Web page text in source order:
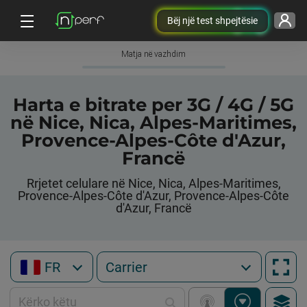
Bëj një test shpejtësie
Matja në vazhdim
Harta e bitrate per 3G / 4G / 5G
në Nice, Nica, Alpes-Maritimes,
Provence-Alpes-Côte d'Azur,
Francë
Rrjetet celulare në Nice, Nica, Alpes-Maritimes,
Provence-Alpes-Côte d'Azur, Provence-Alpes-Côte
d'Azur, Francë
FR